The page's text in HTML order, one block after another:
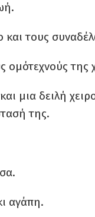
και τους
ομότεχνούς
μια δειλή
της.
αγάπη.